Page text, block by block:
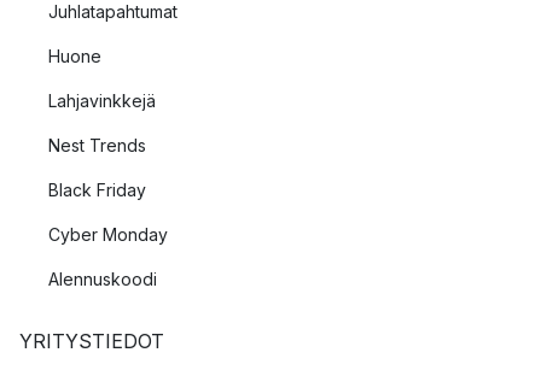
Juhlatapahtumat
Huone
Lahjavinkkejä
Nest Trends
Black Friday
Cyber Monday
Alennuskoodi
YRITYSTIEDOT